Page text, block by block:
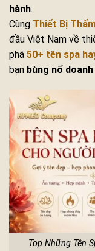
hành.
Cùng Thiết Bị
đầu Việt Nam về
phá 50+ tên spa
bạn bùng nổ
Top Những Tên